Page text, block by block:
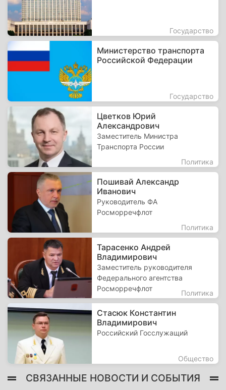
Государство
Министерство транспорта
Российской Федерации
Государство
Цветков Юрий
Александрович
Заместитель Министра
Транспорта России
Политика
Пошивай Александр
Иванович
Руководитель ФА
Росморречфлот
Политика
Тарасенко Андрей
Владимирович
Заместитель руководителя
Федерального агентства
Росморречфлот
Политика
Стасюк Константин
Владимирович
Российский Госслужащий
Общество
СВЯЗАННЫЕ НОВОСТИ И СОБЫТИЯ